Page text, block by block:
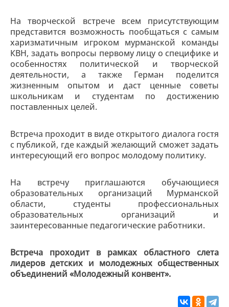
На творческой встрече всем присутствующим
представится возможность пообщаться с самым
харизматичным игроком мурманской команды
КВН, задать вопросы первому лицу о специфике и
особенностях политической и творческой
деятельности, а также Герман поделится
жизненным опытом и даст ценные советы
школьникам и студентам по достижению
поставленных целей.
Встреча проходит в виде открытого диалога гостя
с публикой, где каждый желающий сможет задать
интересующий его вопрос молодому политику.
На встречу приглашаются обучающиеся
образовательных организаций Мурманской
области, студенты профессиональных
образовательных организаций и
заинтересованные педагогические работники.
Встреча проходит в рамках областного слета
лидеров детских и молодежных общественных
объединений «Молодежный конвент».